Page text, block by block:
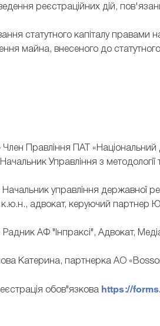
реєстраційних дій,
статутного капіталу правами
майна, внесеного до
Член Правління ПАТ «Національний
Управління з
Начальник управління державної
адвокат, керуючий партнер
АФ "Інпраксі", Адвокат,
Катерина, партнерка АО
обов"язкова https://